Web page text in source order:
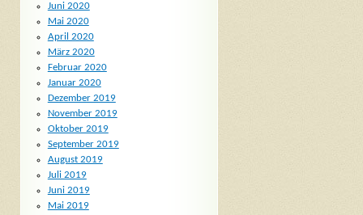
Juni 2020
Mai 2020
April 2020
März 2020
Februar 2020
Januar 2020
Dezember 2019
November 2019
Oktober 2019
September 2019
August 2019
Juli 2019
Juni 2019
Mai 2019